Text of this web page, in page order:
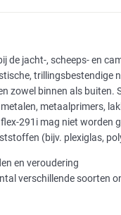
de jacht-, scheeps- en
zowel binnen als buiten.
metaalprimers,
291i mag niet worden
(bijv. plexiglas,
en veroudering
verschillende soorten